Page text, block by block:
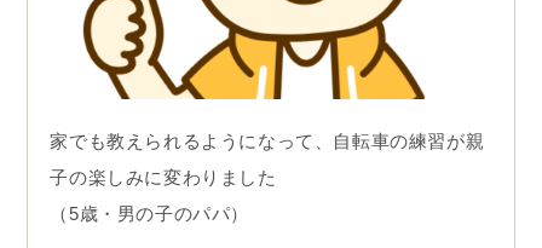
家でも教えられるようになって、自転車の練習が親
子の楽しみに変わりました
（5歳・男の子のパパ）